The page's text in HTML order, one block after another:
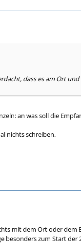
dass es am Ort
an was soll die
nichts schreiben.
mit dem Ort oder dem
besonders zum Start der